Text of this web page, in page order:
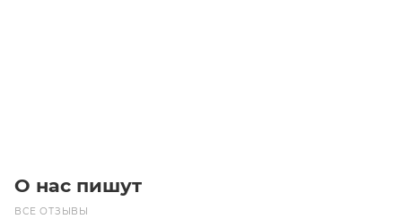
О нас пишут
ВСЕ ОТЗЫВЫ